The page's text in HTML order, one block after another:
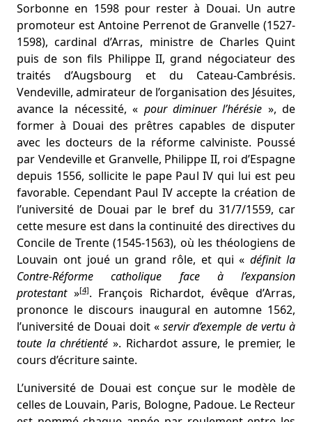
Sorbonne en 1598 pour rester à Douai. Un autre
promoteur est Antoine Perrenot de Granvelle (1527-
1598), cardinal d’Arras, ministre de Charles Quint
puis de son fils Philippe II, grand négociateur des
traités d’Augsbourg et du Cateau-Cambrésis.
Vendeville, admirateur de l’organisation des Jésuites,
avance la nécessité, « pour diminuer l’hérésie », de
former à Douai des prêtres capables de disputer
avec les docteurs de la réforme calviniste. Poussé
par Vendeville et Granvelle, Philippe II, roi d’Espagne
depuis 1556, sollicite le pape Paul IV qui lui est peu
favorable. Cependant Paul IV accepte la création de
l’université de Douai par le bref du 31/7/1559, car
cette mesure est dans la continuité des directives du
Concile de Trente (1545-1563), où les théologiens de
Louvain ont joué un grand rôle, et qui «définit la
Contre-Réforme catholique face à l’expansion
protestant»[4]. François Richardot, évêque d’Arras,
prononce le discours inaugural en automne 1562,
l’université de Douai doit «servir d’exemple de vertu à
toute la chrétienté ». Richardot assure, le premier, le
cours d’écriture sainte.
L’université de Douai est conçue sur le modèle de
celles de Louvain, Paris, Bologne, Padoue. Le Recteur